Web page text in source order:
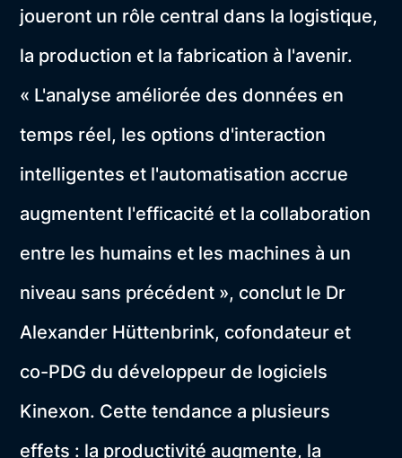
joueront un rôle central dans la logistique,
la production et la fabrication à l'avenir.
« L'analyse améliorée des données en
temps réel, les options d'interaction
intelligentes et l'automatisation accrue
augmentent l'efficacité et la collaboration
entre les humains et les machines à un
niveau sans précédent », conclut le Dr
Alexander Hüttenbrink, cofondateur et
co-PDG du développeur de logiciels
Kinexon. Cette tendance a plusieurs
effets : la productivité augmente, la